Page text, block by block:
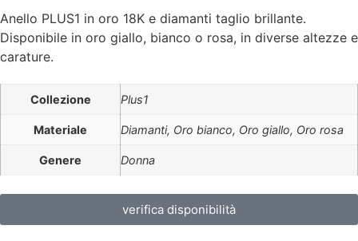
Anello PLUS1 in oro 18K e diamanti taglio brillante.
Disponibile in oro giallo, bianco o rosa, in diverse altezze e
carature.
Collezione Plus1
Materiale Diamanti, Oro bianco, Oro giallo, Oro rosa
Genere Donna
verifica disponibilità